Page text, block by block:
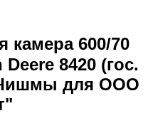
камера 600/70
8420 (гос.
для ООО